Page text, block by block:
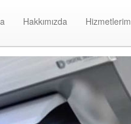
Hakkımızda